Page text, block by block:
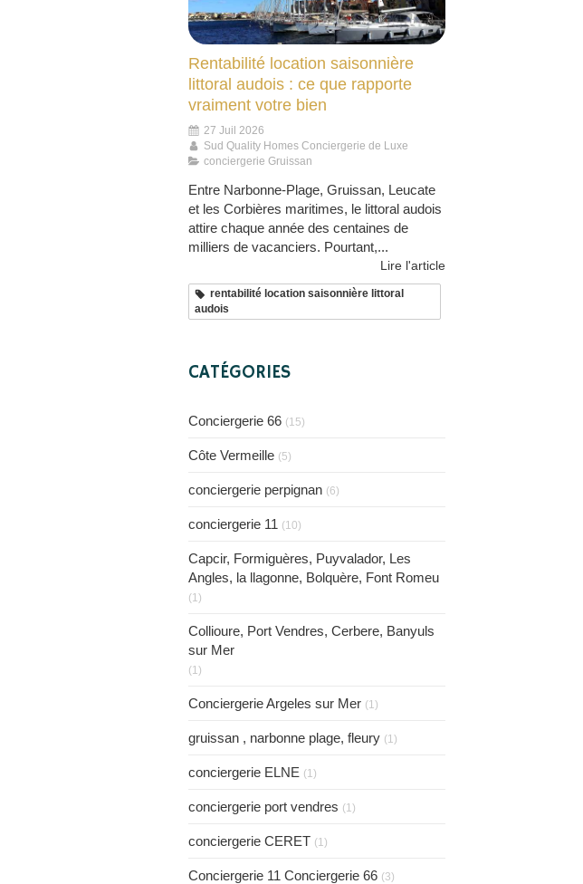
Rentabilité location saisonnière
littoral audois : ce que rapporte
vraiment votre bien
27 Juil 2026
Sud Quality Homes Conciergerie de Luxe
conciergerie Gruissan
Entre Narbonne-Plage, Gruissan, Leucate
et les Corbières maritimes, le littoral audois
attire chaque année des centaines de
milliers de vacanciers. Pourtant,...
Lire l'article
rentabilité location saisonnière littoral
audois
CATÉGORIES
Conciergerie 66 (15)
Côte Vermeille (5)
conciergerie perpignan (6)
conciergerie 11 (10)
Capcir, Formiguères, Puyvalador, Les
Angles, la llagonne, Bolquère, Font Romeu
(1)
Collioure, Port Vendres, Cerbere, Banyuls
sur Mer
(1)
Conciergerie Argeles sur Mer (1)
gruissan , narbonne plage, fleury (1)
conciergerie ELNE (1)
conciergerie port vendres (1)
conciergerie CERET (1)
Conciergerie 11 Conciergerie 66 (3)